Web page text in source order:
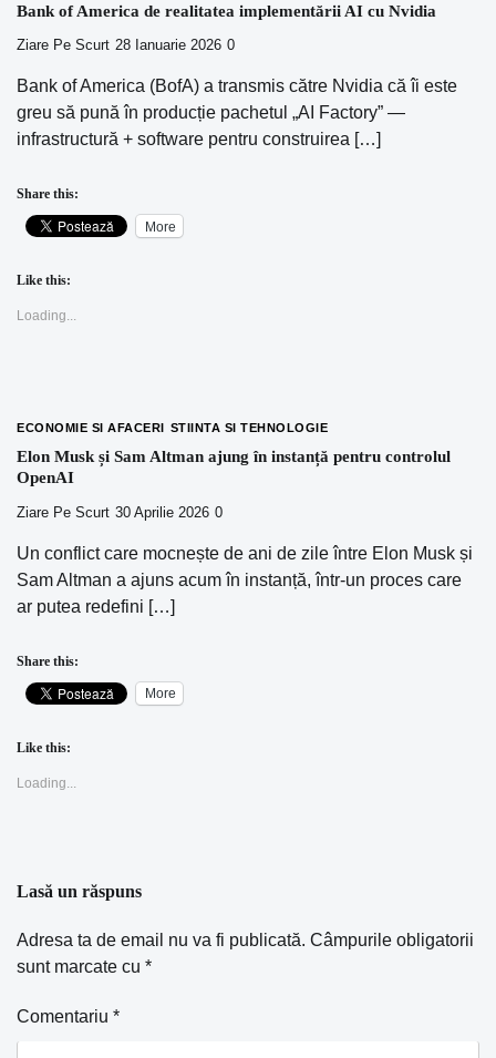
Bank of America de realitatea implementării AI cu Nvidia
Ziare Pe Scurt 28 Ianuarie 2026 0
Bank of America (BofA) a transmis către Nvidia că îi este
greu să pună în producție pachetul „AI Factory” —
infrastructură + software pentru construirea […]
Share this:
More
Like this:
Loading...
ECONOMIE SI AFACERI STIINTA SI TEHNOLOGIE
Elon Musk și Sam Altman ajung în instanță pentru controlul
OpenAI
Ziare Pe Scurt 30 Aprilie 2026 0
Un conflict care mocnește de ani de zile între Elon Musk și
Sam Altman a ajuns acum în instanță, într-un proces care
ar putea redefini […]
Share this:
More
Like this:
Loading...
Lasă un răspuns
Adresa ta de email nu va fi publicată. Câmpurile obligatorii
sunt marcate cu *
Comentariu *